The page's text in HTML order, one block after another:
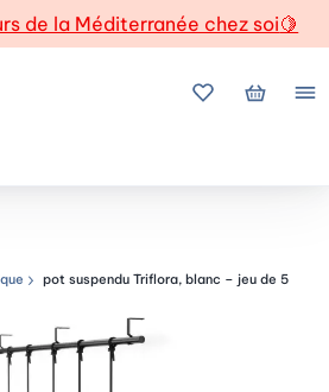
de la Méditerranée chez soi🍋
Mes favoris
Mon
pot suspendu Triflora, blanc – jeu de 5